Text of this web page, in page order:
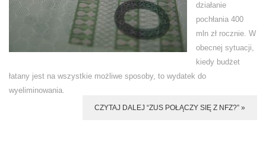
działanie
pochłania 400
mln zł rocznie. W
obecnej sytuacji,
kiedy budżet
łatany jest na wszystkie możliwe sposoby, to wydatek do
wyeliminowania.
CZYTAJ DALEJ “ZUS POŁĄCZY SIĘ Z NFZ?” »